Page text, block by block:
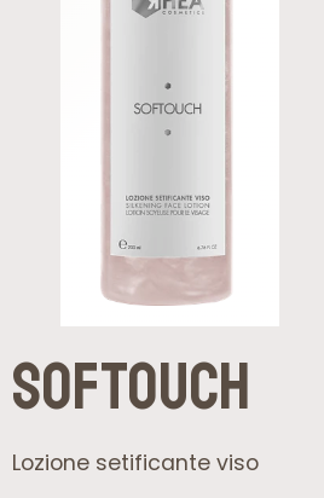
SofTouch
Lozione setificante viso